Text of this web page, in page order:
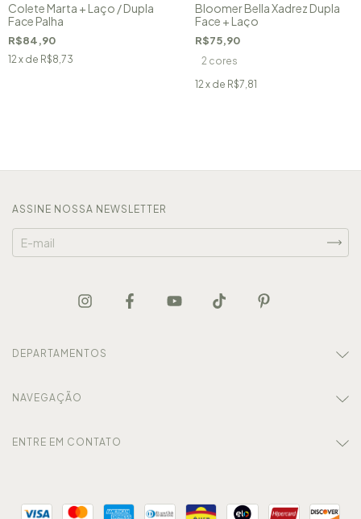
Colete Marta + Laço / Dupla
Face Palha
R$84,90
12x de R$8,73
Bloomer Bella Xadrez Dupla
Face + Laço
R$75,90
2 cores
12x de R$7,81
ASSINE NOSSA NEWSLETTER
DEPARTAMENTOS
NAVEGAÇÃO
ENTRE EM CONTATO